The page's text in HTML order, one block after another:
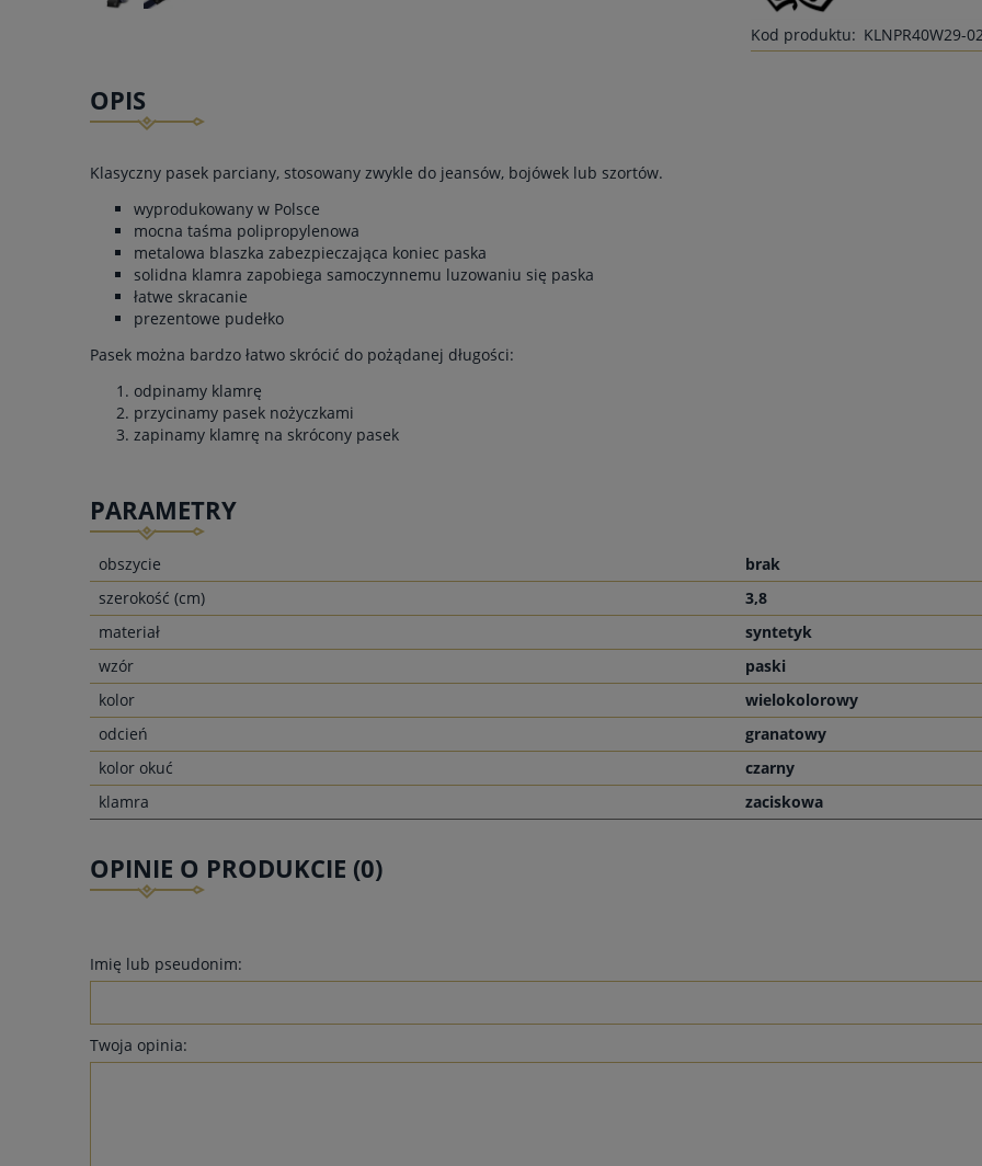
Kod produktu: KLNPR40W29-
OPIS
Klasyczny pasek parciany, stosowany zwykle do jeansów, bojówek lub szortów.
wyprodukowany w Polsce
mocna taśma polipropylenowa
metalowa blaszka zabezpieczająca koniec paska
solidna klamra zapobiega samoczynnemu luzowaniu się paska
łatwe skracanie
prezentowe pudełko
Pasek można bardzo łatwo skrócić do pożądanej długości:
odpinamy klamrę
przycinamy pasek nożyczkami
zapinamy klamrę na skrócony pasek
PARAMETRY
obszycie
brak
szerokość (cm)
3,8
materiał
syntetyk
wzór
paski
kolor
wielokolorowy
odcień
granatowy
kolor okuć
czarny
klamra
zaciskowa
OPINIE O PRODUKCIE (0)
Imię lub pseudonim:
Twoja opinia: